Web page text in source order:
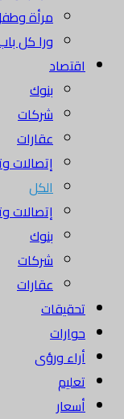
مرأة
ورا كل
اقتصاد
بنوك
شركات
عقارات
إتصالات
الكل
إتصالات
بنوك
شركات
عقارات
تحقيقات
حوارات
أراء ورؤى
تعليم
أسعار